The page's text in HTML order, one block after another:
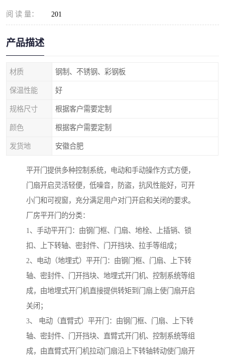
阅 读 量： 201
产品描述
材质 钢制、不锈钢、彩钢板
保温性能 好
规格尺寸 根据客户需要定制
颜色 根据客户需要定制
发货地 安徽合肥
平开门提供多种控制系统，电动和手动操作方式方便，
门扇开启灵活轻便，低噪音，防盗，抗风性能好，可开
小门和可视窗，充分满足用户对门开启和关闭的要求。
厂房平开门的分类：
1、手动平开门：由钢门框、门扇、地栓、上插销、锁
扣、上下转轴、密封件、门开挡块、拉手等组成；
2、电动（地埋式）平开门：由钢门框、门扇、上下转
轴、密封件、门开挡块、地埋式开门机、控制系统等组
成，由地埋式开门机直接提供转矩到门扇上使门扇开启
关闭；
3、 电动（直臂式）平开门：由钢门框、门扇、上下转
轴、密封件、门开挡块、直臂式开门机、控制系统等组
成，由直臂式开门机拉动门扇沿上下转轴转动使门扇开